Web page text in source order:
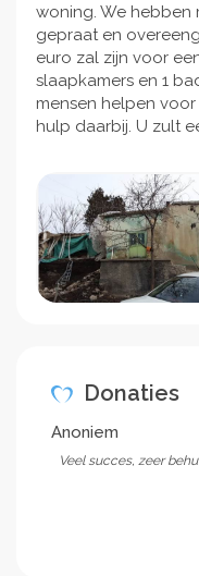
woning. We hebben
gepraat en
euro zal zijn voor
slaapkamers en 1
mensen helpen
hulp daarbij. U zult
Donaties
Anoniem
Veel succes, zeer